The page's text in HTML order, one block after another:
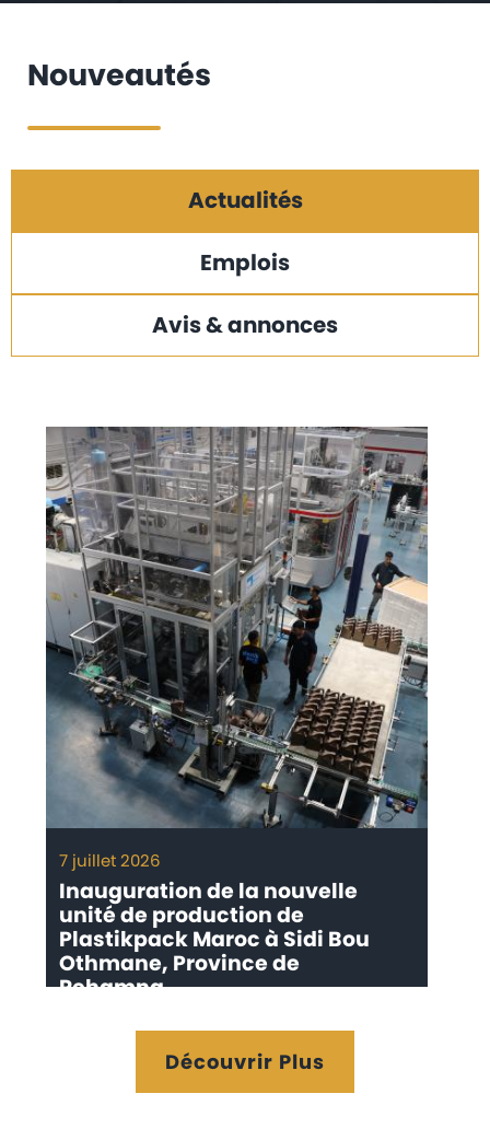
Nouveautés
Actualités
Emplois
Avis & annonces
7 juillet 2026
Inauguration de la nouvelle
unité de production de
Plastikpack Maroc à Sidi Bou
Othmane, Province de
Rehamna
Découvrir Plus